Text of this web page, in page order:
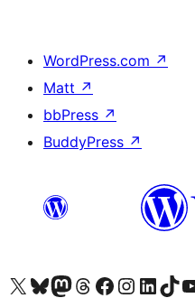
WordPress.com ↗
Matt ↗
bbPress ↗
BuddyPress ↗
Visit our X (formerly Twitter) account
Visit our Bluesky account
Завітайте до нашої стрічки в Mastodon
Visit our Threads account
Завітайте на нашу сторінку в Facebook
Visit our Instagram
Visit ourVisit our